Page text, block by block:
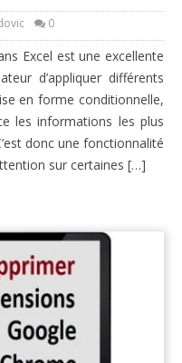
0
Excel est une excellente
d’appliquer différents
en forme conditionnelle,
les informations les plus
donc une fonctionnalité
sur certaines […]